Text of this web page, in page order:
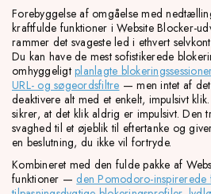
Forebyggelse af omgåelse med
kraftfulde funktioner i Website Blocker-
rammer det svageste led i ethvert
Du kan have de mest sofistikerede
omhyggeligt planlagte
URL- og søgeordsfiltre — men intet af
deaktivere alt med et enkelt, impulsivt
sikrer, at det klik aldrig er impulsivt. Den
svaghed til et øjeblik til eftertanke og
en beslutning, du ikke vil fortryde.
Kombineret med den fulde pakke af
funktioner —den Pomodoro-inspirerede